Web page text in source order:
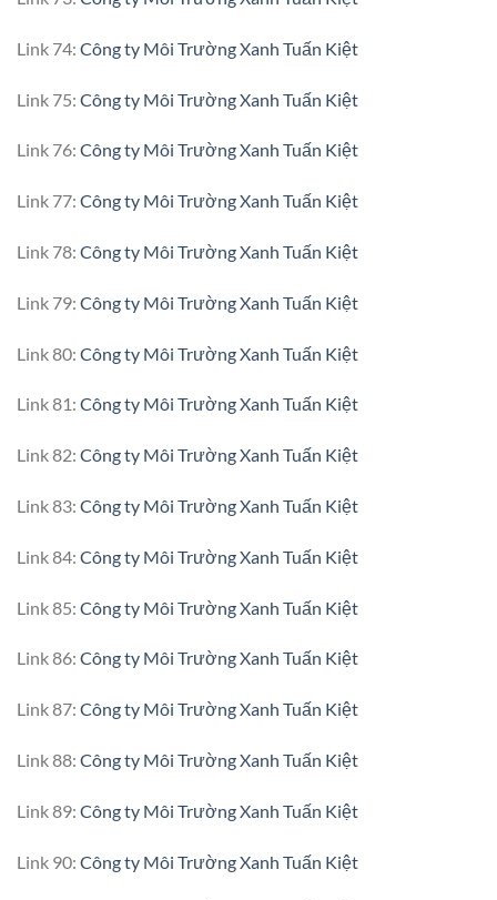
Link 74: Công ty Môi Trường Xanh Tuấn Kiệt
Link 75: Công ty Môi Trường Xanh Tuấn Kiệt
Link 76: Công ty Môi Trường Xanh Tuấn Kiệt
Link 77: Công ty Môi Trường Xanh Tuấn Kiệt
Link 78: Công ty Môi Trường Xanh Tuấn Kiệt
Link 79: Công ty Môi Trường Xanh Tuấn Kiệt
Link 80: Công ty Môi Trường Xanh Tuấn Kiệt
Link 81: Công ty Môi Trường Xanh Tuấn Kiệt
Link 82: Công ty Môi Trường Xanh Tuấn Kiệt
Link 83: Công ty Môi Trường Xanh Tuấn Kiệt
Link 84: Công ty Môi Trường Xanh Tuấn Kiệt
Link 85: Công ty Môi Trường Xanh Tuấn Kiệt
Link 86: Công ty Môi Trường Xanh Tuấn Kiệt
Link 87: Công ty Môi Trường Xanh Tuấn Kiệt
Link 88: Công ty Môi Trường Xanh Tuấn Kiệt
Link 89: Công ty Môi Trường Xanh Tuấn Kiệt
Link 90: Công ty Môi Trường Xanh Tuấn Kiệt